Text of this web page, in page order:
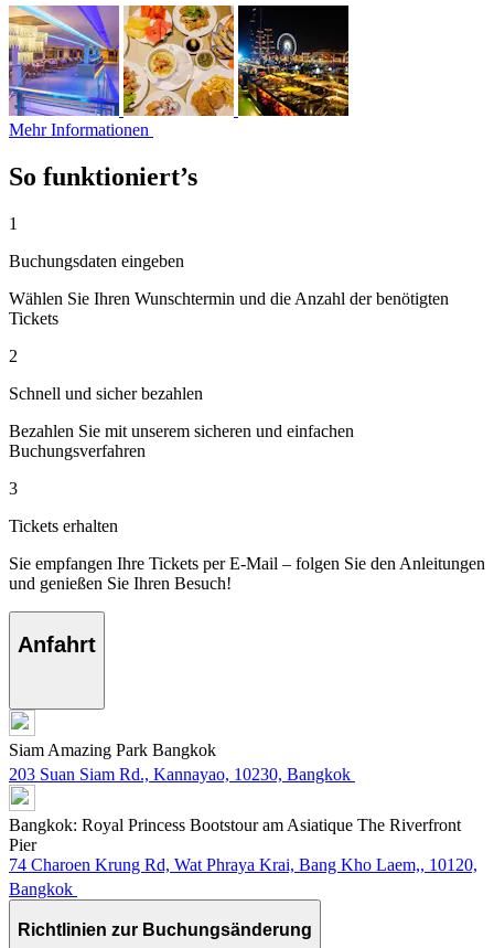
Mehr Informationen
So funktioniert’s
1
Buchungsdaten eingeben
Wählen Sie Ihren Wunschtermin und die Anzahl der benötigten
Tickets
2
Schnell und sicher bezahlen
Bezahlen Sie mit unserem sicheren und einfachen
Buchungsverfahren
3
Tickets erhalten
Sie empfangen Ihre Tickets per E-Mail – folgen Sie den Anleitungen
und genießen Sie Ihren Besuch!
Anfahrt
Siam Amazing Park Bangkok
203 Suan Siam Rd., Kannayao, 10230, Bangkok
Bangkok: Royal Princess Bootstour am Asiatique The Riverfront
Pier
74 Charoen Krung Rd, Wat Phraya Krai, Bang Kho Laem,, 10120,
Bangkok
Richtlinien zur Buchungsänderung